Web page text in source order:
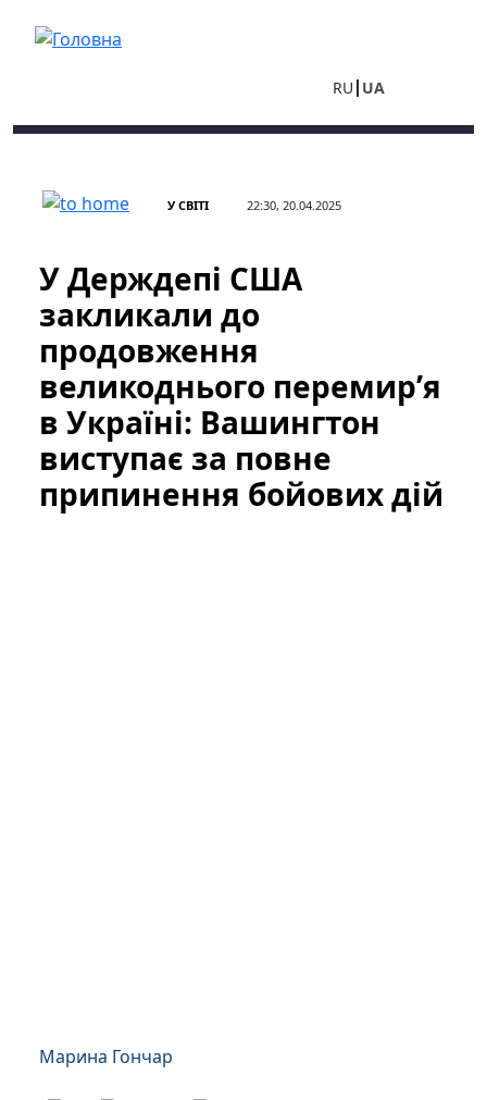
RU UA
У СВІТІ 22:30, 20.04.2025
У Держдепі США
закликали до
продовження
великоднього перемир’я
в Україні: Вашингтон
виступає за повне
припинення бойових дій
Марина Гончар